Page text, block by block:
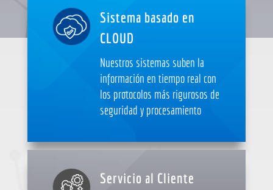
Sistema basado en
CLOUD
Nuestros sistemas suben la
información en tiempo real con
los protocolos más rigurosos de
seguridad y procesamiento
Servicio al Cliente